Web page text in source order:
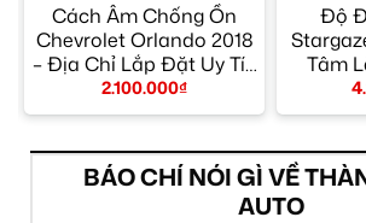
Cách Âm Chống Ồn
Chevrolet Orlando 2018
– Địa Chỉ Lắp Đặt Uy Tín
TPHCM
2.100.000₫
Độ
Tâm
Hãng
BÁO CHÍ NÓI GÌ VỀ
AUTO